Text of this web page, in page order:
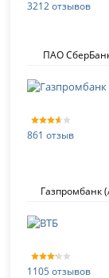
3212 отзывов
ПАО
861 отзыв
1105 отзывов